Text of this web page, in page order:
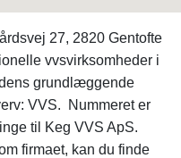
27, 2820 Gentofte
vvsvirksomheder i
grundlæggende
VVS. Nummeret er
til Keg VVS ApS.
firmaet, kan du finde